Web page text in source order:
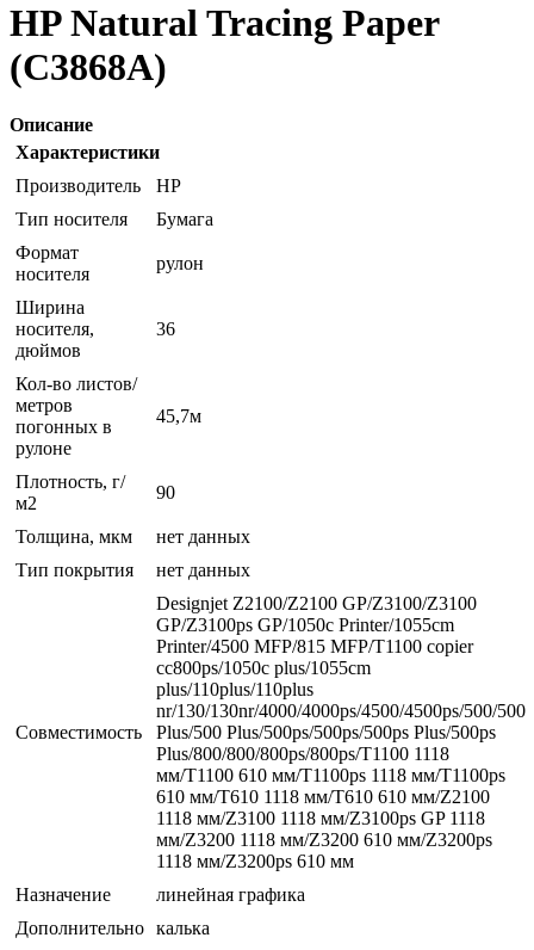
HP Natural Tracing Paper
(C3868A)
Описание
Характеристики
Производитель
HP
Тип носителя
Бумага
Формат
носителя
рулон
Ширина
носителя,
дюймов
36
Кол-во листов/
метров
погонных в
рулоне
45,7м
Плотность, г/
м2
90
Толщина, мкм
нет данных
Тип покрытия
нет данных
Совместимость
Designjet Z2100/Z2100 GP/Z3100/Z3100
GP/Z3100ps GP/1050c Printer/1055cm
Printer/4500 MFP/815 MFP/T1100 copier
cc800ps/1050c plus/1055cm
plus/110plus/110plus
nr/130/130nr/4000/4000ps/4500/4500ps/500/500
Plus/500 Plus/500ps/500ps/500ps Plus/500ps
Plus/800/800/800ps/800ps/T1100 1118
мм/T1100 610 мм/T1100ps 1118 мм/T1100ps
610 мм/T610 1118 мм/T610 610 мм/Z2100
1118 мм/Z3100 1118 мм/Z3100ps GP 1118
мм/Z3200 1118 мм/Z3200 610 мм/Z3200ps
1118 мм/Z3200ps 610 мм
Назначение
линейная графика
Дополнительно калька